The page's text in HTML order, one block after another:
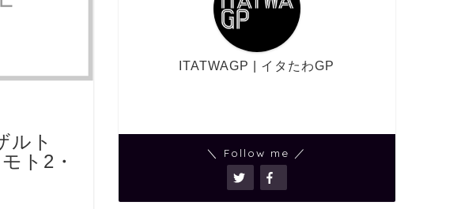
ルト
ト2・
ITATWAGP | イタたわGP
＼ Follow me ／